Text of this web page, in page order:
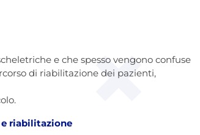
e che spesso vengono confuse
di riabilitazione dei pazienti,
riabilitazione